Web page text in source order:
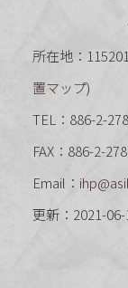
所在地：
置マップ)
TEL：886-2-
FAX：886-2-
Email：
更新：2021-